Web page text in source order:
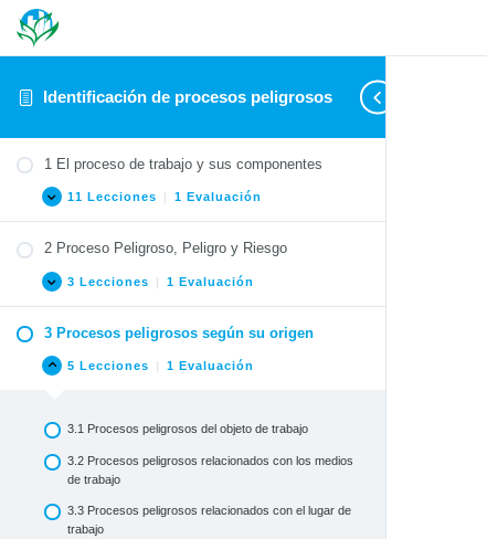
Identificación de procesos peligrosos
1 El proceso de trabajo y sus componentes
11 Lecciones 1 Evaluación
1.1 El Proceso de trabajo
1.1.1 Definición de proceso de trabajo
1.1.2 Componentes del proceso de trabajo
1.3 Actividad
1.3.1. La actividad – Principal componente del
proceso de trabajo
2 Proceso Peligroso, Peligro y Riesgo
3 Lecciones | 1 Evaluación
2.1 Proceso Peligroso
PP Evaluación Módulo 2
3 Procesos peligrosos según su origen
5 Lecciones | 1 Evaluación
3.1 Procesos peligrosos del objeto de trabajo
3.2 Procesos peligrosos relacionados con los medios
de trabajo
3.3 Procesos peligrosos relacionados con el lugar de
trabajo